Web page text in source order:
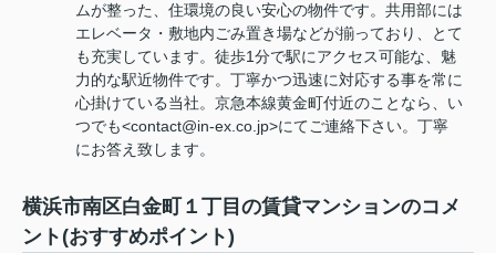
ムが整った、住環境の良い安心の物件です。共用部には
エレベータ・敷地内ごみ置き場などが揃っており、とて
も充実しています。徒歩1分で駅にアクセス可能な、魅
力的な駅近物件です。丁寧かつ迅速に対応する事を常に
心掛けている当社。京急本線黄金町付近のことなら、い
つでも<contact@in-ex.co.jp>にてご連絡下さい。丁寧
にお答え致します。
横浜市南区白金町１丁目の賃貸マンションのコメ
ント(おすすめポイント)